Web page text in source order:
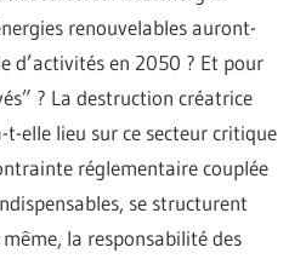
renouvelables auront-
d’activités en 2050 ? Et pour
? La destruction créatrice
elle lieu sur ce secteur critique
réglementaire couplée
se structurent
la responsabilité des